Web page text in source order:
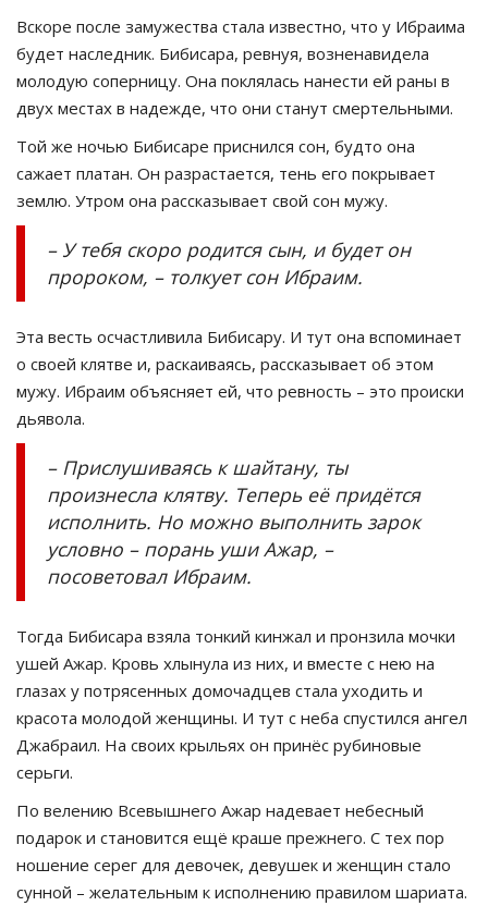
Вскоре после замужества стала известно, что у Ибраима
будет наследник. Бибисара, ревнуя, возненавидела
молодую соперницу. Она поклялась нанести ей раны в
двух местах в надежде, что они станут смертельными.
Той же ночью Бибисаре приснился сон, будто она
сажает платан. Он разрастается, тень его покрывает
землю. Утром она рассказывает свой сон мужу.
– У тебя скоро родится сын, и будет он
пророком, – толкует сон Ибраим.
Эта весть осчастливила Бибисару. И тут она вспоминает
о своей клятве и, раскаиваясь, рассказывает об этом
мужу. Ибраим объясняет ей, что ревность – это происки
дьявола.
– Прислушиваясь к шайтану, ты
произнесла клятву. Теперь её придётся
исполнить. Но можно выполнить зарок
условно – порань уши Ажар, –
посоветовал Ибраим.
Тогда Бибисара взяла тонкий кинжал и пронзила мочки
ушей Ажар. Кровь хлынула из них, и вместе с нею на
глазах у потрясенных домочадцев стала уходить и
красота молодой женщины. И тут с неба спустился ангел
Джабраил. На своих крыльях он принёс рубиновые
серьги.
По велению Всевышнего Ажар надевает небесный
подарок и становится ещё краше прежнего. С тех пор
ношение серег для девочек, девушек и женщин стало
сунной – желательным к исполнению правилом шариата.